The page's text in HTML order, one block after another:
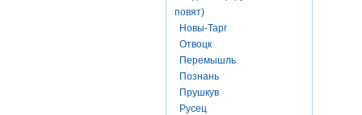
повят)
Новы-Тарг
Отвоцк
Перемышль
Познань
Прушкув
Русец